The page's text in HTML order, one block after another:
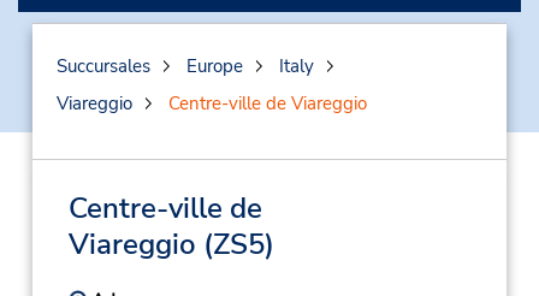
Succursales Europe
Italy
Viareggio
Centre-ville de Viareggio
Centre-ville de
Viareggio (ZS5)